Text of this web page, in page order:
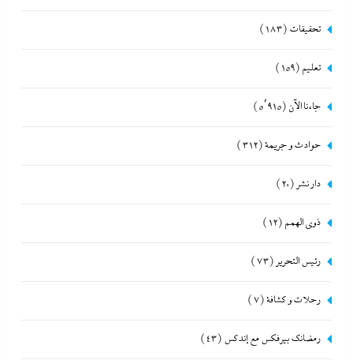
تحقيقات (183)
تعليم (159)
جاءنا الآن (5٬915)
حوادث و جريمة(312)
دار نشر (20)
ذوى الهمم (12)
رئيس التحرير (73)
رحلات و كشافة(7)
رمضانك بيرفكس مع إندكس (43)